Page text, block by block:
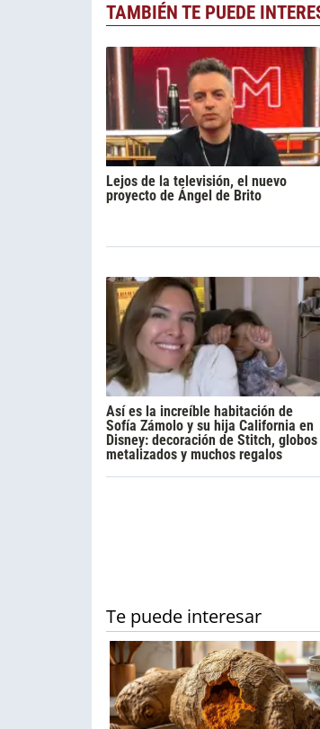
TAMBIÉN TE PUEDE
Lejos de la televisión, el nuevo
proyecto de Ángel de Brito
Así es la increíble habitación de
Sofía Zámolo y su hija California en
Disney: decoración de Stitch, globos
metalizados y muchos regalos